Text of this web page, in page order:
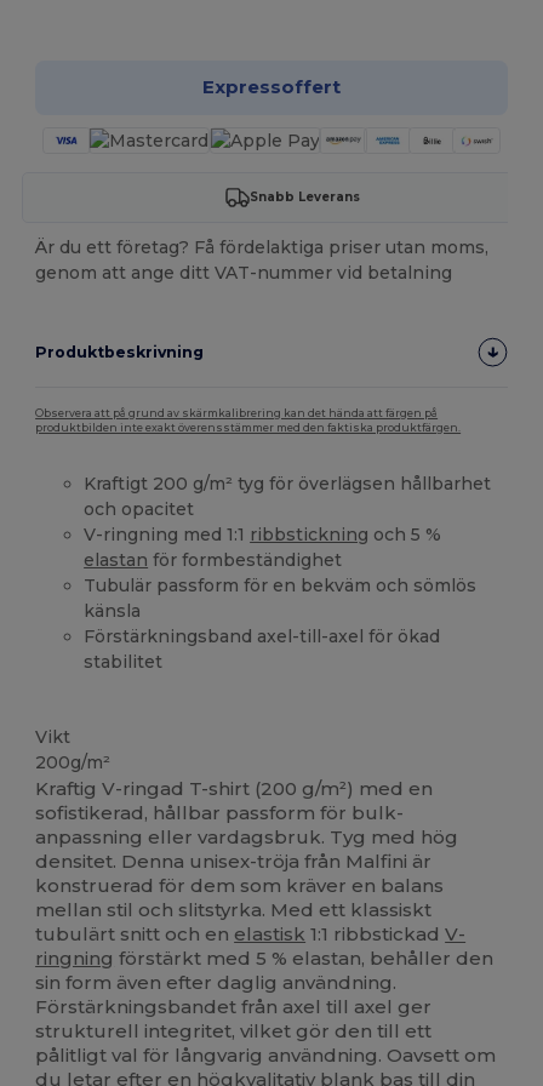
Expressoffert
Snabb Leverans
Är du ett företag? Få fördelaktiga priser utan moms,
genom att ange ditt VAT-nummer vid betalning
Produktbeskrivning
Observera att på grund av skärmkalibrering kan det hända att färgen på
produktbilden inte exakt överensstämmer med den faktiska produktfärgen.
Kraftigt 200 g/m² tyg för överlägsen hållbarhet
och opacitet
V-ringning med 1:1 ribbstickning och 5 %
elastan för formbeständighet
Tubulär passform för en bekväm och sömlös
känsla
Förstärkningsband axel-till-axel för ökad
stabilitet
Vikt
200g/m²
Kraftig V-ringad T-shirt (200 g/m²) med en
sofistikerad, hållbar passform för bulk-
anpassning eller vardagsbruk. Tyg med hög
densitet. Denna unisex-tröja från Malfini är
konstruerad för dem som kräver en balans
mellan stil och slitstyrka. Med ett klassiskt
tubulärt snitt och en elastisk 1:1 ribbstickadV-
ringning förstärkt med 5 % elastan, behåller den
sin form även efter daglig användning.
Förstärkningsbandet från axel till axel ger
strukturell integritet, vilket gör den till ett
pålitligt val för långvarig användning. Oavsett om
du letar efter en högkvalitativ blank bas till din